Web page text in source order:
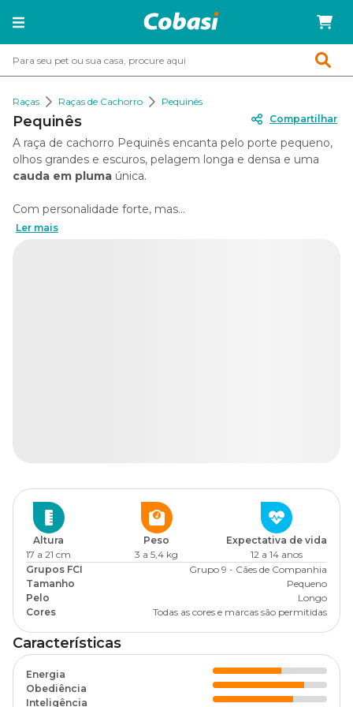
Raças Raças de Cachorro Pequinês
Pequinês
A raça de cachorro Pequinês encanta pelo porte pequeno,
olhos grandes e escuros, pelagem longa e densa e uma
cauda em pluma única.
Com personalidade forte, mas...
Ler mais
Compartilhar
Altura
17 a 21 cm
Peso
3 a 5,4 kg
Expectativa de vida
12 a 14 anos
Grupos FCI
Grupo 9 - Cães de Companhia
Tamanho
Pequeno
Pelo
Longo
Cores
Todas as cores e marcas são permitidas
Características
Energia
Obediência
Inteligência